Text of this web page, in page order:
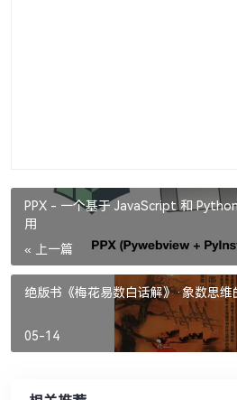
PPX - 一个基于 JavaScript 和
用
« 上一篇
绝版书《梅花易数白话解》·象数思维
05-14